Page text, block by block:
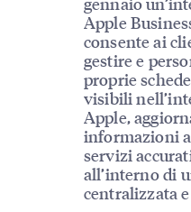
Apple
consente ai
gestire e
proprie
visibili
Apple,
informazioni
servizi
all’interno di
centralizzata